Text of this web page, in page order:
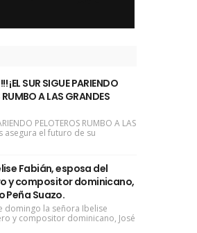
¡EL SUR SIGUE PARIENDO
RUMBO A LAS GRANDES
PELOTEROS RUMBO A LAS
asegura el futuro de su
Fabián, esposa del
y compositor dominicano,
Peña Suazo.
domingo la señora Ibelise
y compositor dominicano, José